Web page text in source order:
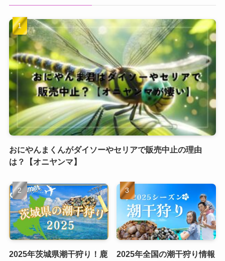
おにやんまくんがダイソーやセリアで販売中止の理由
は？【オニヤンマ】
2025年茨城県潮干狩り！鹿
2025年全国の潮干狩り情報